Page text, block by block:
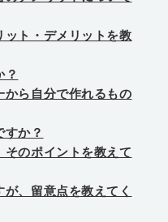
ット・デメリットを教
？
から自分で作れるもの
すか？
そのポイントを教えて
、留意点を教えてく